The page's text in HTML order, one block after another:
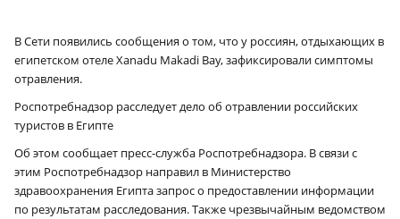
В Сети появились сообщения о том, что у россиян, отдыхающих в
египетском отеле Xanadu Makadi Bay, зафиксировали симптомы
отравления.
Роспотребнадзор расследует дело об отравлении российских
туристов в Египте
Об этом сообщает пресс-служба Роспотребнадзора. В связи с
этим Роспотребнадзор направил в Министерство
здравоохранения Египта запрос о предоставлении информации
по результатам расследования. Также чрезвычайным ведомством